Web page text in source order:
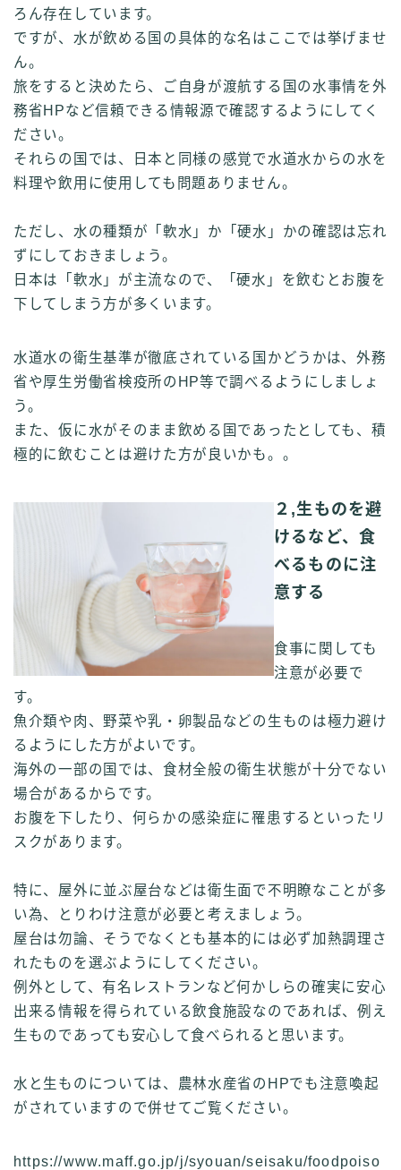
ろん存在しています。
ですが、水が飲める国の具体的な名はここでは挙げませ
ん。
旅をすると決めたら、ご自身が渡航する国の水事情を外
務省HPなど信頼できる情報源で確認するようにしてく
ださい。
それらの国では、日本と同様の感覚で水道水からの水を
料理や飲用に使用しても問題ありません。
ただし、水の種類が「軟水」か「硬水」かの確認は忘れ
ずにしておきましょう。
日本は「軟水」が主流なので、「硬水」を飲むとお腹を
下してしまう方が多くいます。
水道水の衛生基準が徹底されている国かどうかは、外務
省や厚生労働省検疫所のHP等で調べるようにしましょ
う。
また、仮に水がそのまま飲める国であったとしても、積
極的に飲むことは避けた方が良いかも。。
２,生ものを避
けるなど、食
べるものに注
意する
食事に関しても
注意が必要で
す。
魚介類や肉、野菜や乳・卵製品などの生ものは極力避け
るようにした方がよいです。
海外の一部の国では、食材全般の衛生状態が十分でない
場合があるからです。
お腹を下したり、何らかの感染症に罹患するといったリ
スクがあります。
特に、屋外に並ぶ屋台などは衛生面で不明瞭なことが多
い為、とりわけ注意が必要と考えましょう。
屋台は勿論、そうでなくとも基本的には必ず加熱調理さ
れたものを選ぶようにしてください。
例外として、有名レストランなど何かしらの確実に安心
出来る情報を得られている飲食施設なのであれば、例え
生ものであっても安心して食べられると思います。
水と生ものについては、農林水産省のHPでも注意喚起
がされていますので併せてご覧ください。
https://www.maff.go.jp/j/syouan/seisaku/foodpoiso